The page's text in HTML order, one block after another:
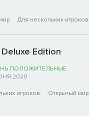
Для нескольких игроков
Edition
ПОЛОЖИТЕЛЬНЫЕ
2020
игроков Открытый мир